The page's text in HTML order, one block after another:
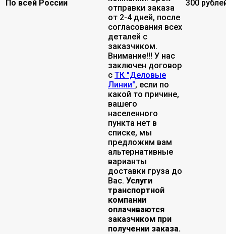
По всей России
отправки заказа
от 2-4 дней, после
согласования всех
деталей с
заказчиком.
Внимание!!! У нас
заключен договор
с ТК "Деловые
Линии", если по
какой то причине,
вашего
населенного
пункта нет в
списке, мы
предложим вам
альтернативные
варианты
доставки груза до
Вас. Услуги
транспортной
компании
оплачиваются
заказчиком при
получении заказа.
300